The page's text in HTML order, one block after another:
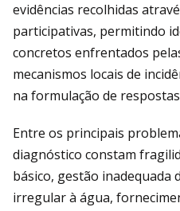
evidências recolhidas
participativas, permitindo
concretos enfrentados
mecanismos locais de
na formulação de
Entre os principais
diagnóstico constam
básico, gestão inadequada
irregular à água,